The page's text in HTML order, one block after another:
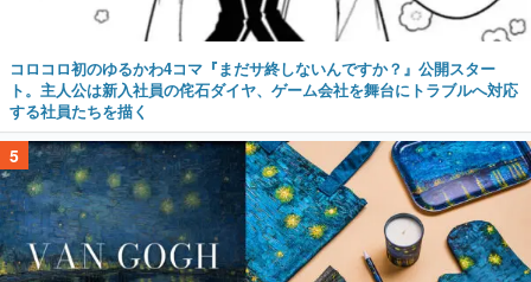
コロコロ初のゆるかわ4コマ『まだサ終しないんですか？』公開スター
ト。主人公は新入社員の侘石ダイヤ、ゲーム会社を舞台にトラブルへ対応
する社員たちを描く
5